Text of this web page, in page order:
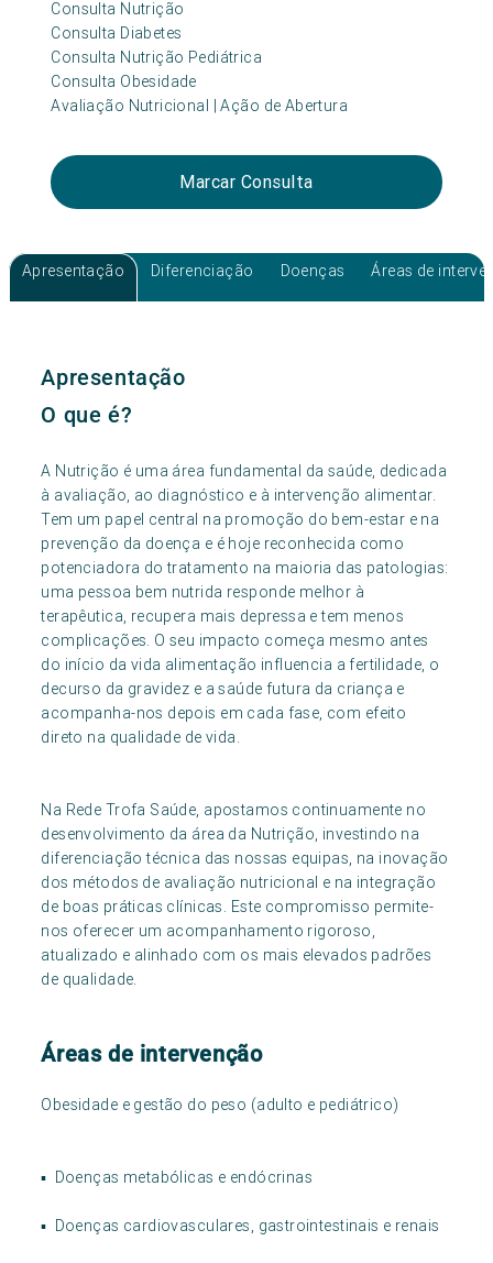
Consulta Nutrição
Consulta Diabetes
Consulta Nutrição Pediátrica
Consulta Obesidade
Avaliação Nutricional | Ação de Abertura
Marcar Consulta
Apresentação Diferenciação Doenças Áreas de
Apresentação
O que é?
A Nutrição é uma área fundamental da saúde, dedicada
à avaliação, ao diagnóstico e à intervenção alimentar.
Tem um papel central na promoção do bem-estar e na
prevenção da doença e é hoje reconhecida como
potenciadora do tratamento na maioria das patologias:
uma pessoa bem nutrida responde melhor à
terapêutica, recupera mais depressa e tem menos
complicações. O seu impacto começa mesmo antes
do início da vida alimentação influencia a fertilidade, o
decurso da gravidez e a saúde futura da criança e
acompanha-nos depois em cada fase, com efeito
direto na qualidade de vida.
Na Rede Trofa Saúde, apostamos continuamente no
desenvolvimento da área da Nutrição, investindo na
diferenciação técnica das nossas equipas, na inovação
dos métodos de avaliação nutricional e na integração
de boas práticas clínicas. Este compromisso permite-
nos oferecer um acompanhamento rigoroso,
atualizado e alinhado com os mais elevados padrões
de qualidade.
Áreas de intervenção
Obesidade e gestão do peso (adulto e pediátrico)
▪ Doenças metabólicas e endócrinas
▪ Doenças cardiovasculares, gastrointestinais e renais